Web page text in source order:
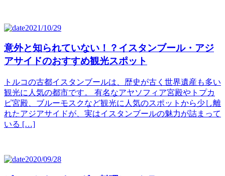
2021/10/29
意外と知られていない！？イスタンブール・アジ
アサイドのおすすめ観光スポット
トルコの古都イスタンブールは、歴史が古く世界遺産も多い
観光に人気の都市です。 有名なアヤソフィア宮殿やトプカ
ピ宮殿、ブルーモスクなど観光に人気のスポットから少し離
れたアジアサイドが、実はイスタンブールの魅力が詰まって
いる […]
2020/09/28